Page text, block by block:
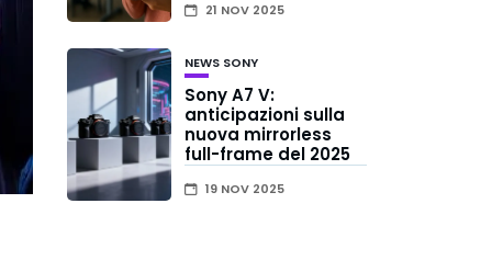
21 NOV 2025
NEWS SONY
Sony A7 V:
anticipazioni sulla
nuova mirrorless
full-frame del 2025
19 NOV 2025